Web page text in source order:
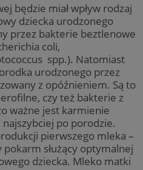
będzie miał wpływ rodzaj
dziecka urodzonego
przez bakterie beztlenowe
coli,
spp.). Natomiast
urodzonego przez
z opóźnieniem. Są to
czy też bakterie z
ważne jest karmienie
po porodzie.
pierwszego mleka –
służący optymalnej
dziecka. Mleko matki